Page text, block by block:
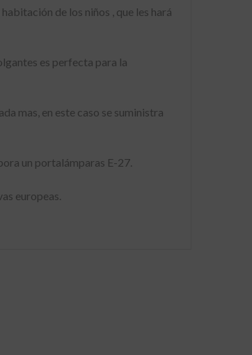
de los niños , que les hará
es perfecta para la
mas, en este caso se suministra
un portalámparas E-27.
europeas.